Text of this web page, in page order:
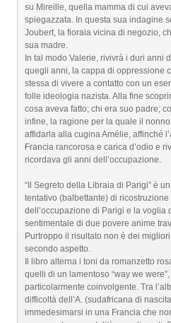
su Mireille, quella mamma di cui
spiegazzata. In questa sua indagine
Joubert, la fioraia vicina di negozio,
sua madre.
In tal modo Valerie, rivivrà i duri anni
quegli anni, la cappa di oppressione
stessa di vivere a contatto con un
folle ideologia nazista. Alla fine
cosa aveva fatto; chi era suo padre;
infine, la ragione per la quale il
affidarla alla cugina Amélie, affinché
Francia rancorosa e carica d’odio e
ricordava gli anni dell’occupazione.
“Il Segreto della Libraia di Parigi” è
tentativo (balbettante) di
dell’occupazione di Parigi e la voglia
sentimentale di due povere anime
Purtroppo il risultato non è dei
secondo aspetto.
Il libro alterna i toni da romanzetto
quelli di un lamentoso “way we
particolarmente coinvolgente. Tra
difficoltà dell’A. (sudafricana di
immedesimarsi in una Francia che